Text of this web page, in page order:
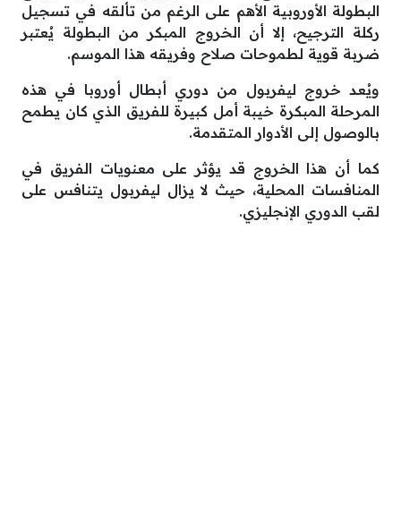
البطولة الأوروبية الأهم على الرغم من تألقه في تسجيل
ركلة الترجيح، إلا أن الخروج المبكر من البطولة يُعتبر
ضربة قوية لطموحات صلاح وفريقه هذا الموسم.
ويُعد خروج ليفربول من دوري أبطال أوروبا في هذه
المرحلة المبكرة خيبة أمل كبيرة للفريق الذي كان يطمح
بالوصول إلى الأدوار المتقدمة.
كما أن هذا الخروج قد يؤثر على معنويات الفريق في
المنافسات المحلية، حيث لا يزال ليفربول يتنافس على
لقب الدوري الإنجليزي.